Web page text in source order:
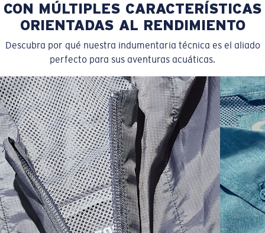
SIZES 1. CHEST 2. BODY LENGTH 3. SLEEVE LENGTH
S 19" 27” 7 ¾”
M 21" 28" 8 ¼”
L 23” 29” 8 ¾”
XL 25” 30” 9 ¼”
CON MÚLTIPLES CARACTERÍSTICAS
ORIENTADAS AL RENDIMIENTO
Descubra por qué nuestra indumentaria técnica es el aliado
perfecto para sus aventuras acuáticas.